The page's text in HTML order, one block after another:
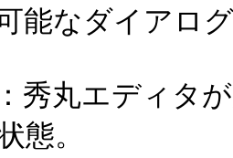
能なダイアロ
秀丸エディタ
態。